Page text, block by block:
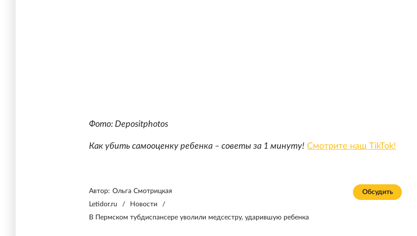
Фото: Depositphotos
Как убить самооценку ребенка – советы за 1 минуту! Смотрите наш TikTok!
Обсудить
Автор: Ольга Смотрицкая
Letidor.ru
/ Новости
/
В Пермском тубдиспансере уволили медсестру, ударившую ребенка